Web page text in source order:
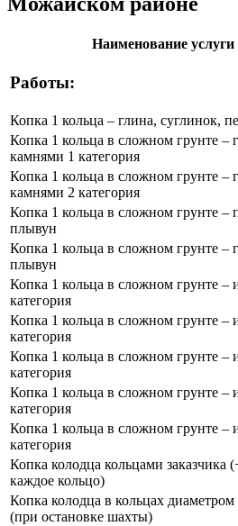
Наименование услуги
Работы:
Копка 1 кольца – глина, суглинок,
Копка 1 кольца в сложном грунте –
камнями 1 категория
Копка 1 кольца в сложном грунте –
камнями 2 категория
Копка 1 кольца в сложном грунте –
плывун
Копка 1 кольца в сложном грунте –
плывун
Копка 1 кольца в сложном грунте –
категория
Копка 1 кольца в сложном грунте –
категория
Копка 1 кольца в сложном грунте –
категория
Копка 1 кольца в сложном грунте –
категория
Копка 1 кольца в сложном грунте –
категория
Копка колодца кольцами заказчика
каждое кольцо)
Копка колодца в кольцах
(при остановке шахты)